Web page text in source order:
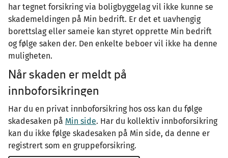
har tegnet forsikring via boligbyggelag vil ikke kunne se
skademeldingen på Min bedrift. Er det et uavhengig
borettslag eller sameie kan styret opprette Min bedrift
og følge saken der. Den enkelte beboer vil ikke ha denne
muligheten.
Når skaden er meldt på
innboforsikringen
Har du en privat innboforsikring hos oss kan du følge
skadesaken på Min side. Har du kollektiv innboforsikring
kan du ikke følge skadesaken på Min side, da denne er
registrert som en gruppeforsikring.